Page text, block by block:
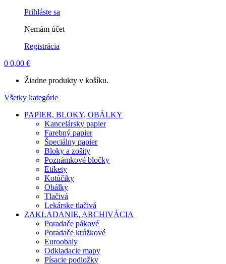
Prihláste sa
Nemám účet
Registrácia
0 0,00 €
Žiadne produkty v košíku.
Všetky kategórie
PAPIER, BLOKY, OBÁLKY
Kancelársky papier
Farebný papier
Špeciálny papier
Bloky a zošity
Poznámkové bločky
Etikety
Kotúčiky
Obálky
Tlačivá
Lekárske tlačivá
ZAKLADANIE, ARCHIVÁCIA
Poradače pákové
Poradače krúžkové
Euroobaly
Odkladacie mapy
Písacie podložky